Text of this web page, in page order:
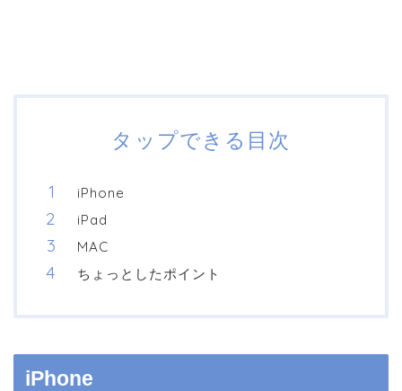
タップできる目次
iPhone
iPad
MAC
ちょっとしたポイント
iPhone